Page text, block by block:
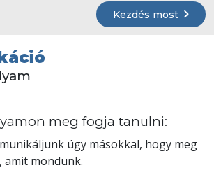
Kezdés most
meg fogja tanulni:
úgy másokkal, hogy meg
amit mondunk.